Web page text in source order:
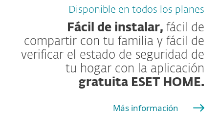
Disponible en todos los planes
Fácil de instalar, fácil de
compartir con tu familia y fácil de
verificar el estado de seguridad de
tu hogar con la aplicación
gratuita ESET HOME.
Más información